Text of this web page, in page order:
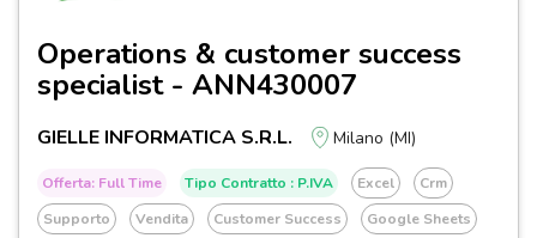
Operations & customer success
specialist - ANN430007
GIELLE INFORMATICA S.R.L. Milano (MI)
Offerta: Full Time Tipo Contratto : P.IVA Excel
Crm
Supporto
Vendita Customer Success Google Sheets